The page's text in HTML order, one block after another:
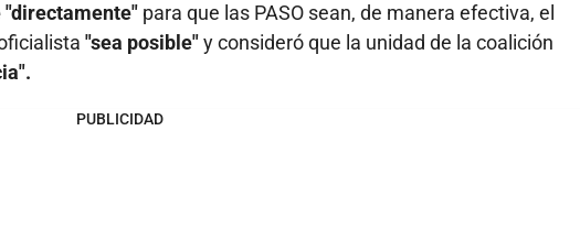
"directamente" para que las PASO sean, de manera efectiva, el
"sea posible"y consideró que la unidad de la coalición
PUBLICIDAD